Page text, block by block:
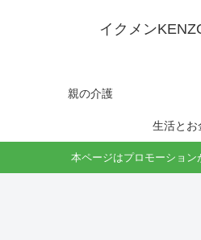
イクメン
親の介護
生活とお
本ページはプロモーション